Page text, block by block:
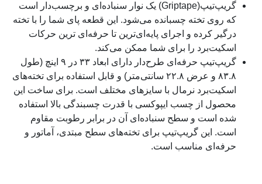
گریپ‌تیپ(Griptape) یک نوار سنباده‌ای و برچسب‌دار است
که روی تخته چسبانده می‌شود. این قطعه پای شما را با تخته
درگیر کرده و اجرای پایه‌ای‌ترین تا حرفه‌ای ترین حرکات
اسکیت‌برد را برای شما ممکن می‌کند.
گریپ‌تیپ حرفه‌ای طرح‌دار دارای ابعاد ۳۳ در ۹ اینچ (طول
۸۳.۸ و عرض ۲۲.۸ سانتی‌متر) و قابل استفاده برای تخته‌های
اسکیت‌برد نرمال با سایزهای مختلف است. برای ساخت این
محصول از چسب ایپوکسی با قدرت چسبندگی بالا استفاده
شده است و سطح سنباده‌ای آن در برابر رطوبت مقاوم
است. این گریپ‌تیپ برای تخته‌های سطح مبتدی، آماتور و
حرفه‌ای مناسب است.